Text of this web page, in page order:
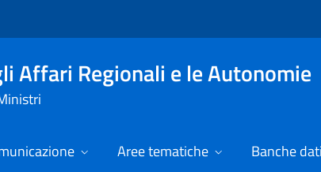
Affari Regionali e le Autonomie
Aree tematiche Banche dati